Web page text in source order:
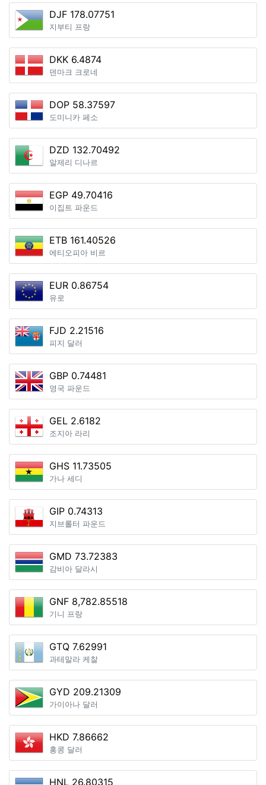
DJF 178.07751
지부티 프랑
DKK 6.4874
덴마크 크로네
DOP 58.37597
도미니카 페소
DZD 132.70492
알제리 디나르
EGP 49.70416
이집트 파운드
ETB 161.40526
에티오피아 비르
EUR 0.86754
유로
FJD 2.21516
피지 달러
GBP 0.74481
영국 파운드
GEL 2.6182
조지아 라리
GHS 11.73505
가나 세디
GIP 0.74313
지브롤터 파운드
GMD 73.72383
감비아 달라시
GNF 8,782.85518
기니 프랑
GTQ 7.62991
과테말라 케찰
GYD 209.21309
가이아나 달러
HKD 7.86662
홍콩 달러
HNL 26.80315